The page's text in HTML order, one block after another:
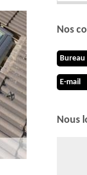
Nos
Bureau
E-mail
Nous